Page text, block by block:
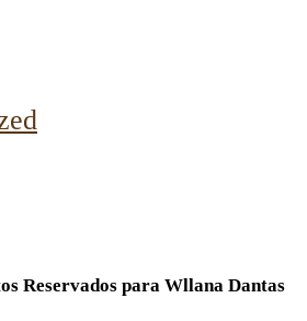
Reservados para Wllana Dantas